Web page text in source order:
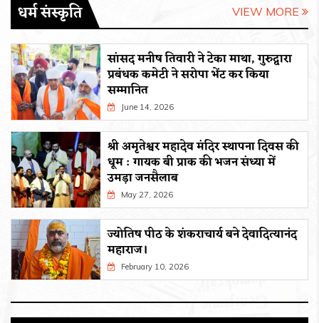
धर्म संस्कृति VIEW MORE
सांसद मनीष तिवारी ने टेका माथा, गुरुद्वारा
प्रबंधक कमेटी ने सरोपा भेंट कर किया
सम्मानित
June 14, 2026
श्री अमृतेश्वर महादेव मंदिर स्थापना दिवस की
धूम : गायक बी प्राक की भजन संध्या में
उमड़ा जनसैलाब
May 27, 2026
ज्योतिष पीठ के शंकराचार्य बने देवादित्यानंद
महाराज।
February 10, 2026